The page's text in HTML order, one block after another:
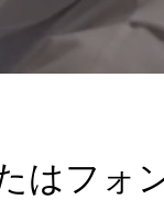
はフォ